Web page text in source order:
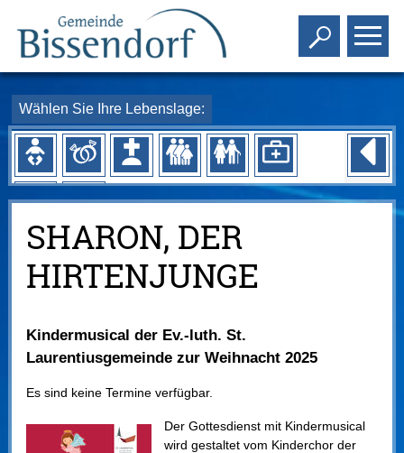
Toggle
Wählen Sie Ihre Lebenslage:
SHARON, DER
HIRTENJUNGE
Kindermusical der Ev.-luth. St.
Laurentiusgemeinde zur Weihnacht 2025
Es sind keine Termine verfügbar.
Der Gottesdienst mit Kindermusical
wird gestaltet vom Kinderchor der